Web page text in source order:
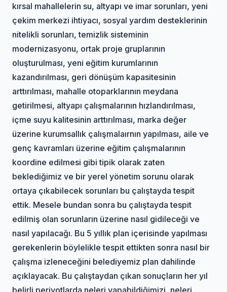
kırsal mahallelerin su, altyapı ve imar sorunları, yeni
çekim merkezi ihtiyacı, sosyal yardım desteklerinin
nitelikli sorunları, temizlik sisteminin
modernizasyonu, ortak proje gruplarının
oluşturulması, yeni eğitim kurumlarının
kazandırılması, geri dönüşüm kapasitesinin
arttırılması, mahalle otoparklarının meydana
getirilmesi, altyapı çalışmalarının hızlandırılması,
içme suyu kalitesinin arttırılması, marka değer
üzerine kurumsallık çalışmalaırnın yapılması, aile ve
genç kavramları üzerine eğitim çalışmalarının
koordine edilmesi gibi tipik olarak zaten
beklediğimiz ve bir yerel yönetim sorunu olarak
ortaya çıkabilecek sorunları bu çalıştayda tespit
ettik. Mesele bundan sonra bu çalıştayda tespit
edilmiş olan sorunların üzerine nasıl gidileceği ve
nasıl yapılacağı. Bu 5 yıllık plan içerisinde yapılması
gerekenlerin böylelikle tespit ettikten sonra nasıl bir
çalışma izleneceğini belediyemiz plan dahilinde
açıklayacak. Bu çalıştaydan çıkan sonuçların her yıl
belirli periyotlarda neleri yapabildiğimizi, neleri